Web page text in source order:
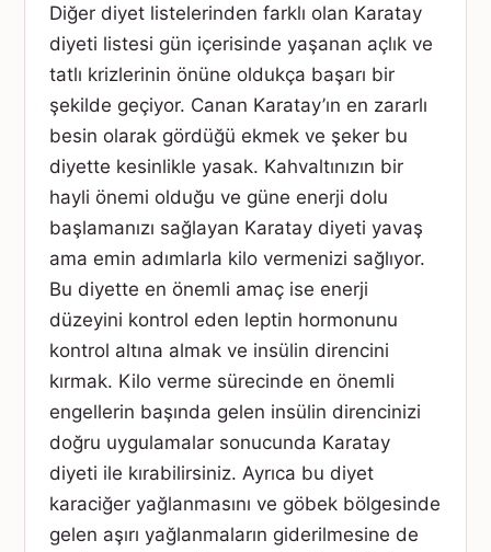
Diğer diyet listelerinden farklı olan Karatay
diyeti listesi gün içerisinde yaşanan açlık ve
tatlı krizlerinin önüne oldukça başarı bir
şekilde geçiyor. Canan Karatay’ın en zararlı
besin olarak gördüğü ekmek ve şeker bu
diyette kesinlikle yasak. Kahvaltınızın bir
hayli önemi olduğu ve güne enerji dolu
başlamanızı sağlayan Karatay diyeti yavaş
ama emin adımlarla kilo vermenizi sağlıyor.
Bu diyette en önemli amaç ise enerji
düzeyini kontrol eden leptin hormonunu
kontrol altına almak ve insülin direncini
kırmak. Kilo verme sürecinde en önemli
engellerin başında gelen insülin direncinizi
doğru uygulamalar sonucunda Karatay
diyeti ile kırabilirsiniz. Ayrıca bu diyet
karaciğer yağlanmasını ve göbek bölgesinde
gelen aşırı yağlanmaların giderilmesine de